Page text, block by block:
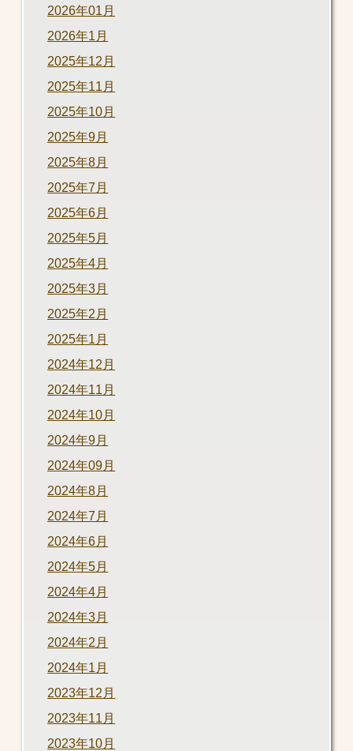
2026年01月
2026年1月
2025年12月
2025年11月
2025年10月
2025年9月
2025年8月
2025年7月
2025年6月
2025年5月
2025年4月
2025年3月
2025年2月
2025年1月
2024年12月
2024年11月
2024年10月
2024年9月
2024年09月
2024年8月
2024年7月
2024年6月
2024年5月
2024年4月
2024年3月
2024年2月
2024年1月
2023年12月
2023年11月
2023年10月